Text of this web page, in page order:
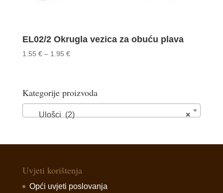
EL02/2 Okrugla vezica za obuću plava
1.55 € – 1.95 €Price
Kategorije proizvoda
×
Ulošci (2)
Uvjeti korištenja
Opći uvjeti poslovanja